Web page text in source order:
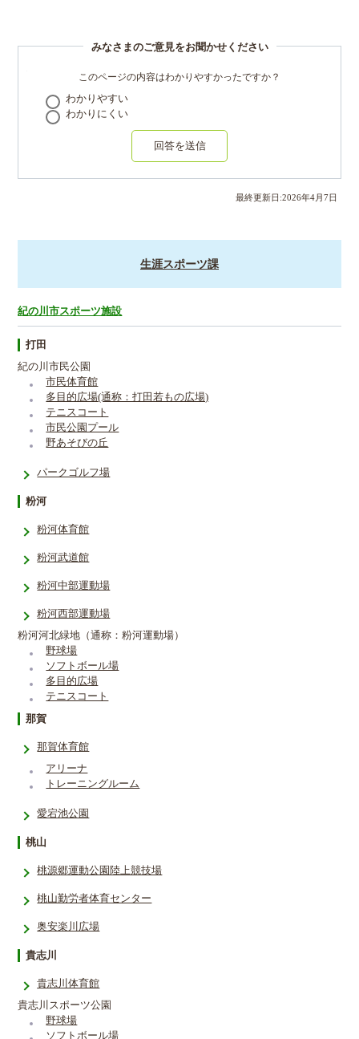
みなさまのご意見をお聞かせください
このページの内容はわかりやすかったですか？
わかりやすい
わかりにくい
回答を送信
最終更新日:2026年4月7日
生涯スポーツ課
紀の川市スポーツ施設
打田
紀の川市民公園
市民体育館
多目的広場(通称：打田若もの広場)
テニスコート
市民公園プール
野あそびの丘
パークゴルフ場
粉河
粉河体育館
粉河武道館
粉河中部運動場
粉河西部運動場
粉河河北緑地（通称：粉河運動場）
野球場
ソフトボール場
多目的広場
テニスコート
那賀
那賀体育館
アリーナ
トレーニングルーム
愛宕池公園
桃山
桃源郷運動公園陸上競技場
桃山勤労者体育センター
奥安楽川広場
貴志川
貴志川体育館
貴志川スポーツ公園
野球場
ソフトボール場